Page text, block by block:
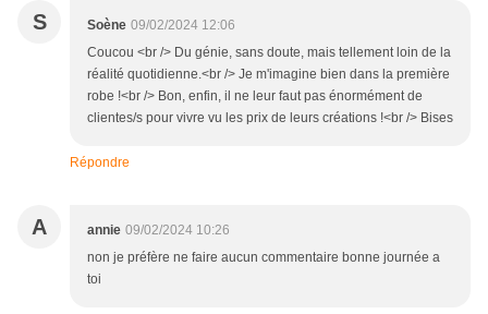
S Soène 09/02/2024 12:06
Coucou <br /> Du génie, sans doute, mais tellement loin de la
réalité quotidienne.<br /> Je m'imagine bien dans la première
robe !<br /> Bon, enfin, il ne leur faut pas énormément de
clientes/s pour vivre vu les prix de leurs créations !<br /> Bises
Répondre
A annie 09/02/2024 10:26
non je préfère ne faire aucun commentaire bonne journée a
toi